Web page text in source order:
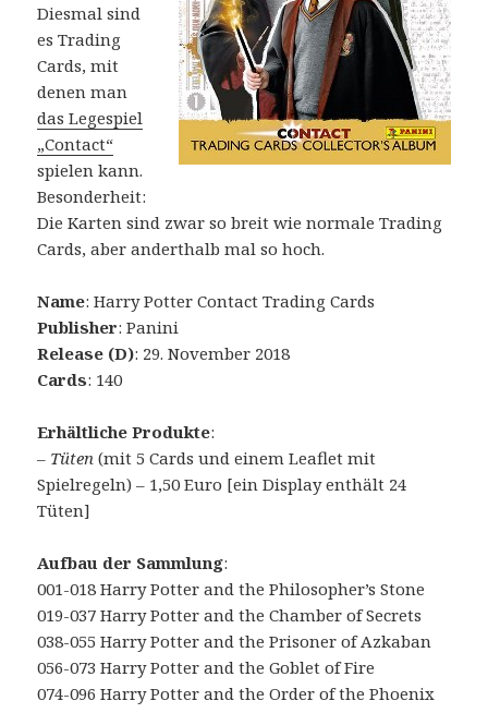
Diesmal sind
es Trading
Cards, mit
denen man
das Legespiel
„Contact“
spielen kann.
Besonderheit:
Die Karten sind zwar so breit wie normale Trading
Cards, aber anderthalb mal so hoch.
Name: Harry Potter Contact Trading Cards
Publisher: Panini
Release (D): 29. November 2018
Cards: 140
Erhältliche Produkte:
– Tüten (mit 5 Cards und einem Leaflet mit
Spielregeln) – 1,50 Euro [ein Display enthält 24
Tüten]
Aufbau der Sammlung:
001-018 Harry Potter and the Philosopher’s Stone
019-037 Harry Potter and the Chamber of Secrets
038-055 Harry Potter and the Prisoner of Azkaban
056-073 Harry Potter and the Goblet of Fire
074-096 Harry Potter and the Order of the Phoenix